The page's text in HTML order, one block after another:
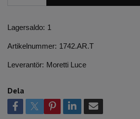
Lagersaldo: 1
Artikelnummer: 1742.AR.T
Leverantör: Moretti Luce
Dela